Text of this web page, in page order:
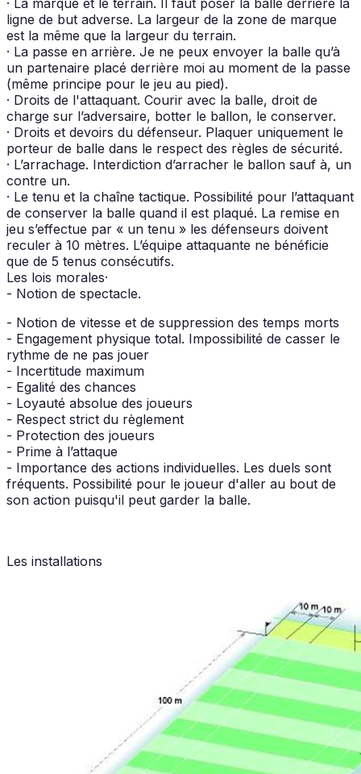
ligne de but adverse. La largeur de la zone de marque
est la même que la largeur du terrain.
· La passe en arrière. Je ne peux envoyer la balle qu’à
un partenaire placé derrière moi au moment de la passe
(même principe pour le jeu au pied).
· Droits de l'attaquant. Courir avec la balle, droit de
charge sur l’adversaire, botter le ballon, le conserver.
· Droits et devoirs du défenseur. Plaquer uniquement le
porteur de balle dans le respect des règles de sécurité.
· L’arrachage. Interdiction d’arracher le ballon sauf à, un
contre un.
· Le tenu et la chaîne tactique. Possibilité pour l’attaquant
de conserver la balle quand il est plaqué. La remise en
jeu s’effectue par « un tenu » les défenseurs doivent
reculer à 10 mètres. L’équipe attaquante ne bénéficie
que de 5 tenus consécutifs.
Les lois morales·
- Notion de spectacle.
- Notion de vitesse et de suppression des temps morts
- Engagement physique total. Impossibilité de casser le
rythme de ne pas jouer
- Incertitude maximum
- Egalité des chances
- Loyauté absolue des joueurs
- Respect strict du règlement
- Protection des joueurs
- Prime à l’attaque
- Importance des actions individuelles. Les duels sont
fréquents. Possibilité pour le joueur d'aller au bout de
son action puisqu'il peut garder la balle.
Les installations